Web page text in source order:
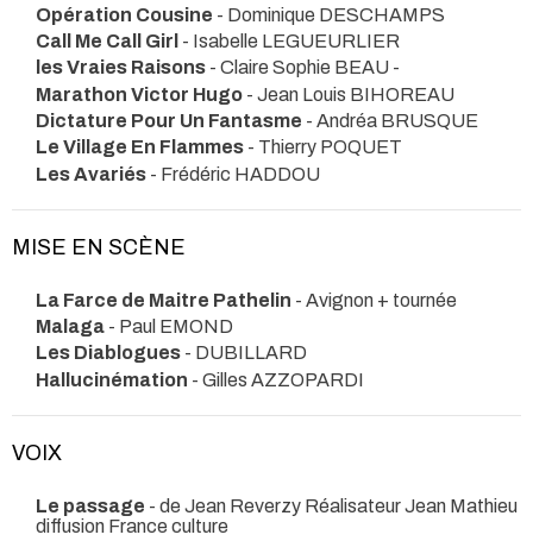
Opération Cousine - Dominique DESCHAMPS
Call Me Call Girl - Isabelle LEGUEURLIER
les Vraies Raisons - Claire Sophie BEAU -
Marathon Victor Hugo - Jean Louis BIHOREAU
Dictature Pour Un Fantasme - Andréa BRUSQUE
Le Village En Flammes - Thierry POQUET
Les Avariés - Frédéric HADDOU
MISE EN SCÈNE
La Farce de Maitre Pathelin - Avignon + tournée
Malaga - Paul EMOND
Les Diablogues - DUBILLARD
Hallucinémation - Gilles AZZOPARDI
VOIX
Le passage - de Jean Reverzy Réalisateur Jean Mathieu
diffusion France culture